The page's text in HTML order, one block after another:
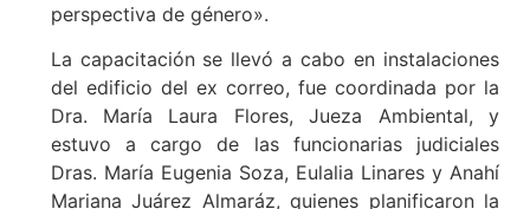
perspectiva de género».
La capacitación se llevó a cabo en instalaciones
del edificio del ex correo, fue coordinada por la
Dra. María Laura Flores, Jueza Ambiental, y
estuvo a cargo de las funcionarias judiciales
Dras. María Eugenia Soza, Eulalia Linares y Anahí
Mariana Juárez Almaráz, quienes planificaron la